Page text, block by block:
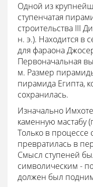
Одной из
ступенчатая
строительства III
н. э.). Находится в
для фараона
Первоначальная
м. Размер
пирамида Египта,
сохранилась.
Изначально
каменную мастабу
Только в процессе
превратилась в
Смысл ступеней
символическим -
должен был